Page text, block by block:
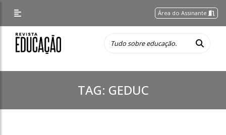
Área do Assinante
TAG: GEDUC